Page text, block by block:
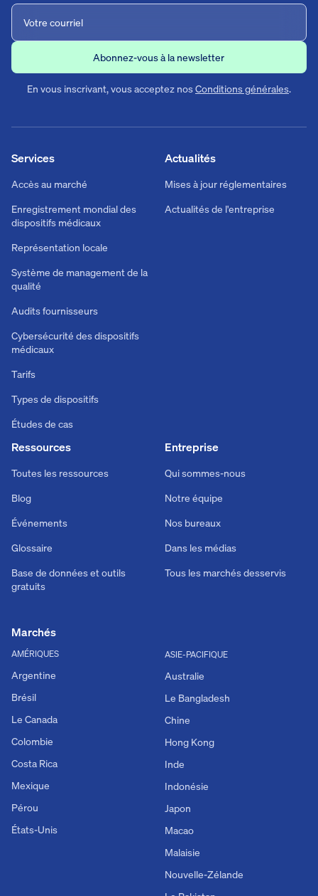
En vous inscrivant, vous acceptez nosConditions générales.
Actualités
Mises à jour réglementaires
Actualités de l'entreprise
Services
Accès au marché
Enregistrement mondial des
dispositifs médicaux
Représentation locale
Système de management de la
qualité
Audits fournisseurs
Cybersécurité des dispositifs
médicaux
Tarifs
Types de dispositifs
Études de cas
Ressources
Toutes les ressources
Blog
Événements
Glossaire
Base de données et outils
gratuits
Entreprise
Qui sommes-nous
Notre équipe
Nos bureaux
Dans les médias
Tous les marchés desservis
Marchés
AMÉRIQUES
Argentine
Brésil
Le Canada
Colombie
Costa Rica
Mexique
Pérou
États-Unis
ASIE-PACIFIQUE
Australie
Le Bangladesh
Chine
Hong Kong
Inde
Indonésie
Japon
Macao
Malaisie
Nouvelle-Zélande